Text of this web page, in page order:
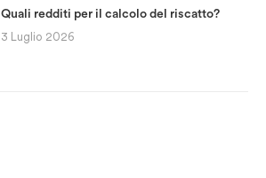
Quali redditi per il calcolo del riscatto?
3 Luglio 2026